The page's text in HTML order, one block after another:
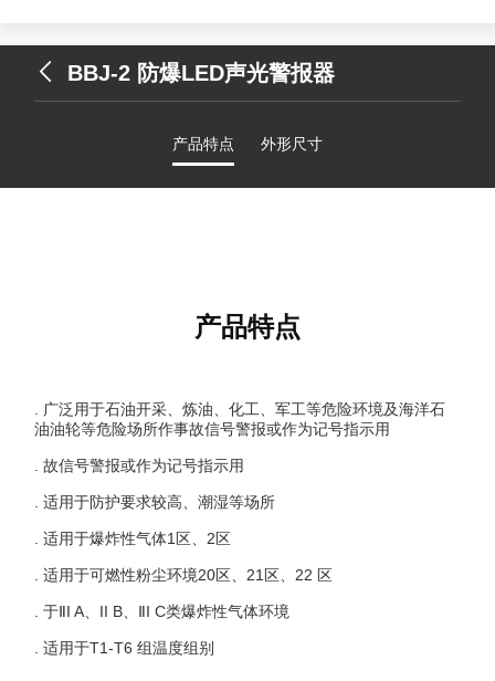
BBJ-2 防爆LED声光警报器
产品特点 外形尺寸
产品特点
. 广泛用于石油开采、炼油、化工、军工等危险环境及海洋石
油油轮等危险场所作事故信号警报或作为记号指示用
. 故信号警报或作为记号指示用
. 适用于防护要求较高、潮湿等场所
. 适用于爆炸性气体1区、2区
. 适用于可燃性粉尘环境20区、21区、22 区
. 于ⅡI A、II B、ⅡI C类爆炸性气体环境
. 适用于T1-T6 组温度组别